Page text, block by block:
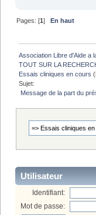
Pages: [1]
En haut
Association Libre d'Aide a
TOUT SUR LA
Essais cliniques en cours
Sujet:
Message de la part du
Utilisateur
Identifiant:
Mot de passe: